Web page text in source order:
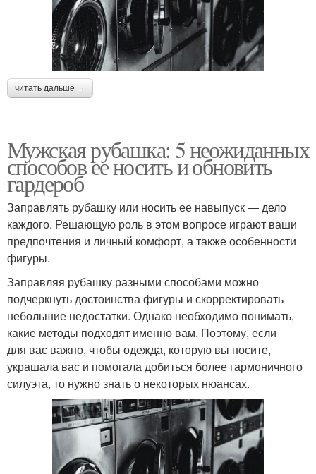
читать дальше →
Мужская рубашка: 5 неожиданных
способов ее носить и обновить
гардероб
Заправлять рубашку или носить ее навыпуск — дело
каждого. Решающую роль в этом вопросе играют ваши
предпочтения и личный комфорт, а также особенности
фигуры.
Заправляя рубашку разными способами можно
подчеркнуть достоинства фигуры и скорректировать
небольшие недостатки. Однако необходимо понимать,
какие методы подходят именно вам. Поэтому, если
для вас важно, чтобы одежда, которую вы носите,
украшала вас и помогала добиться более гармоничного
силуэта, то нужно знать о некоторых нюансах.